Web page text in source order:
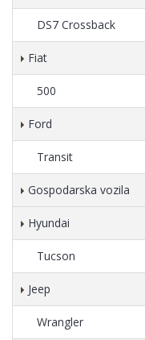
DS7 Crossback
Fiat
500
Ford
Transit
Gospodarska vozila
Hyundai
Tucson
Jeep
Wrangler